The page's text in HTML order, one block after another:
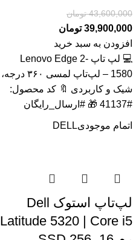
43,600,000 تومان
39,900,000 تومان
افزودن به سبد خرید
💻 لپ تاپ Lenovo Edge 2-
1580 – لپ‌تاپ لمسی ۳۶۰ درجه،
شیک و کاربردی 🔖 کد محصول:
#41137 🎁 #ارسال_رایگان
اتمام موجودیDELL
لپ‌تاپ استوک Dell
Latitude 5320 | Core i5